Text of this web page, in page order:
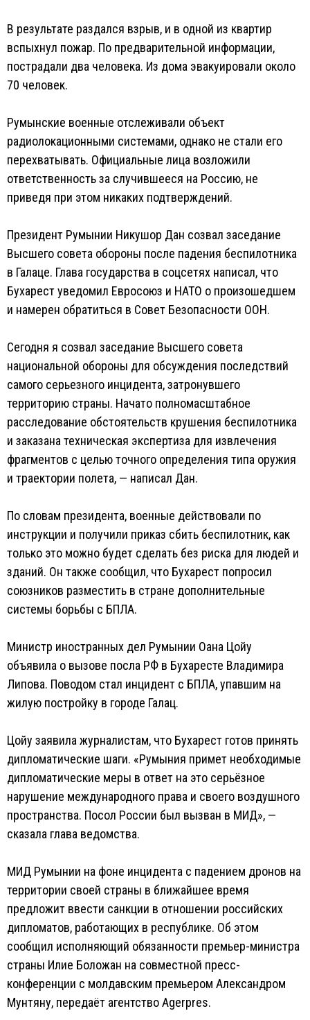
В результате раздался взрыв, и в одной из квартир
вспыхнул пожар. По предварительной информации,
пострадали два человека. Из дома эвакуировали около
70 человек.
Румынские военные отслеживали объект
радиолокационными системами, однако не стали его
перехватывать. Официальные лица возложили
ответственность за случившееся на Россию, не
приведя при этом никаких подтверждений.
Президент Румынии Никушор Дан созвал заседание
Высшего совета обороны после падения беспилотника
в Галаце. Глава государства в соцсетях написал, что
Бухарест уведомил Евросоюз и НАТО о произошедшем
и намерен обратиться в Совет Безопасности ООН.
Сегодня я созвал заседание Высшего совета
национальной обороны для обсуждения последствий
самого серьезного инцидента, затронувшего
территорию страны. Начато полномасштабное
расследование обстоятельств крушения беспилотника
и заказана техническая экспертиза для извлечения
фрагментов с целью точного определения типа оружия
и траектории полета, — написал Дан.
По словам президента, военные действовали по
инструкции и получили приказ сбить беспилотник, как
только это можно будет сделать без риска для людей и
зданий. Он также сообщил, что Бухарест попросил
союзников разместить в стране дополнительные
системы борьбы с БПЛА.
Министр иностранных дел Румынии Оана Цойу
объявила о вызове посла РФ в Бухаресте Владимира
Липова. Поводом стал инцидент с БПЛА, упавшим на
жилую постройку в городе Галац.
Цойу заявила журналистам, что Бухарест готов принять
дипломатические шаги. «Румыния примет необходимые
дипломатические меры в ответ на это серьёзное
нарушение международного права и своего воздушного
пространства. Посол России был вызван в МИД», —
сказала глава ведомства.
МИД Румынии на фоне инцидента с падением дронов на
территории своей страны в ближайшее время
предложит ввести санкции в отношении российских
дипломатов, работающих в республике. Об этом
сообщил исполняющий обязанности премьер-министра
страны Илие Боложан на совместной пресс-
конференции с молдавским премьером Александром
Мунтяну, передаёт агентство Agerpres.